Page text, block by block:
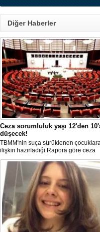
Diğer Haberler
Ceza sorumluluk yaşı 12'den
düşecek!
TBMM'nin suça sürüklenen
ilişkin hazırladığı Rapora göre ceza
sorumluluğu yaşının; 12'den 10'a
düşürülmesi planlanıyor.